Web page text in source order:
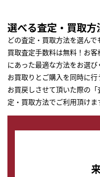
選べる査定・買取方
どの査定・買取方法を選んで
買取査定手数料は無料！お
にあった最適な方法をお選び
お買取りとご購入を同時に
お買戻しさせて頂いた際の
定・買取方法でご利用頂けま